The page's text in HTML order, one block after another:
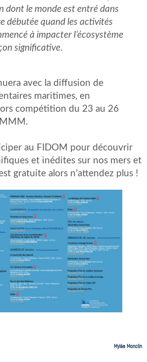
dont le monde est entré dans
débutée quand les activités
à impacter l’écosystème
significative.
avec la diffusion de
maritimes, en
compétition du 23 au 26
au FIDOM pour découvrir
et inédites sur nos mers et
gratuite alors n’attendez plus !
Myléa Monclin